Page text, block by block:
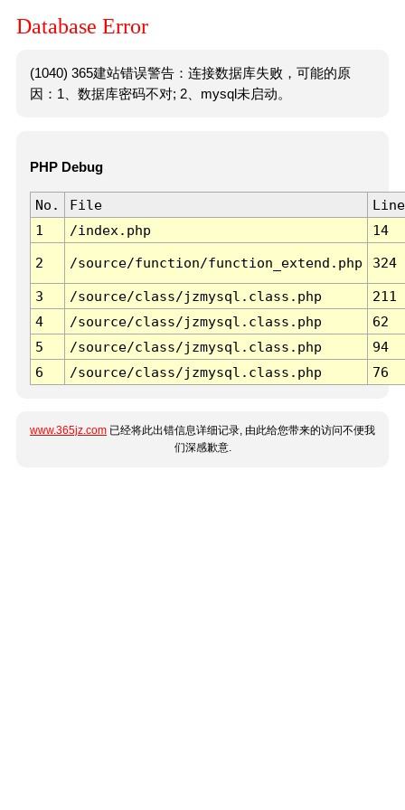
Database Error
(1040) 365建站错误警告：连接数据库失败，可能的原
因：1、数据库密码不对; 2、mysql未启动。
PHP Debug
No. File
Line
1
/index.php 14
2 /source/function/function_extend.php 324
3 /source/class/jzmysql.class.php
211
4
/source/class/jzmysql.class.php
62
5
/source/class/jzmysql.class.php
94
6
/source/class/jzmysql.class.php 76
www.365jz.com 已经将此出错信息详细记录, 由此给您带来的访问不便我
们深感歉意.